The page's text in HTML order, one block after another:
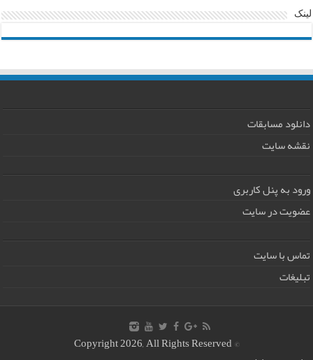
لینک
دانلود مسابقات
نقشه سایت
ورود به پنل کاربری
عضویت در سایت
تماس با سایت
تبلیغات
© Copyright 2026, All Rights Reserved